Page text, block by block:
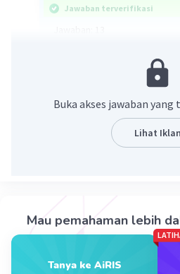
Jawaban terverifikasi
Suku ke-n baris aritmatika yaitu:
Dengan,
a = Suku pertama
b = Beda, U(n + 1) – Un
U4 = 7
b = U(n + 1) – Un
Buka akses jawaban
Lihat Iklan
Mau pemahaman lebih
Tanya ke AiRIS